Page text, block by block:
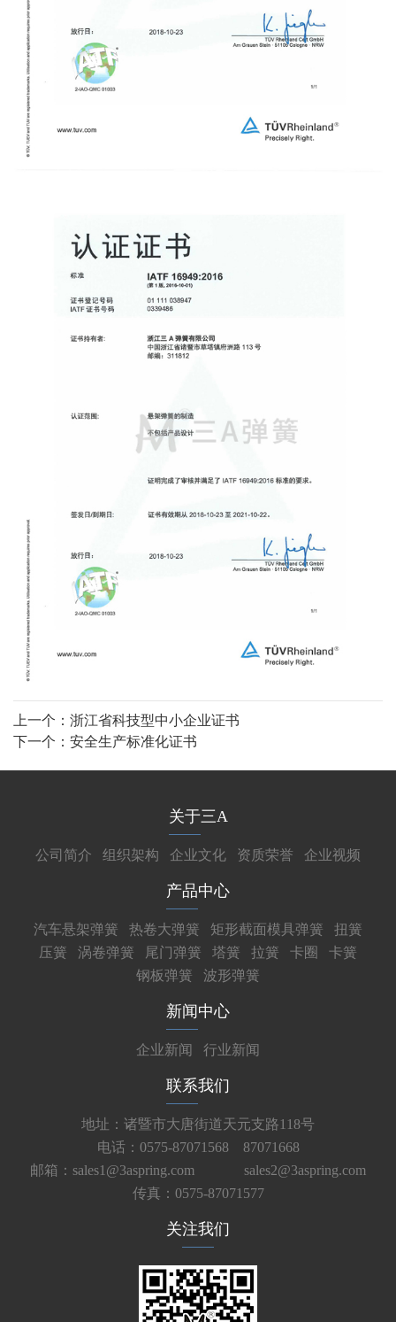
上一个： 浙江省科技型中小企业证书
下一个： 安全生产标准化证书
关于三A
公司简介 组织架构 企业文化 资质荣誉 企业视频
产品中心
汽车悬架弹簧 热卷大弹簧 矩形截面模具弹簧
扭簧
压簧
涡卷弹簧 尾门弹簧 塔簧 拉簧 卡圈
卡簧
钢板弹簧
波形弹簧
新闻中心
企业新闻 行业新闻
联系我们
地址：诸暨市大唐街道天元支路118号
电话：0575-87071568 87071668
邮箱：sales1@3aspring.com
sales2@3aspring.com
传真：0575-87071577
关注我们